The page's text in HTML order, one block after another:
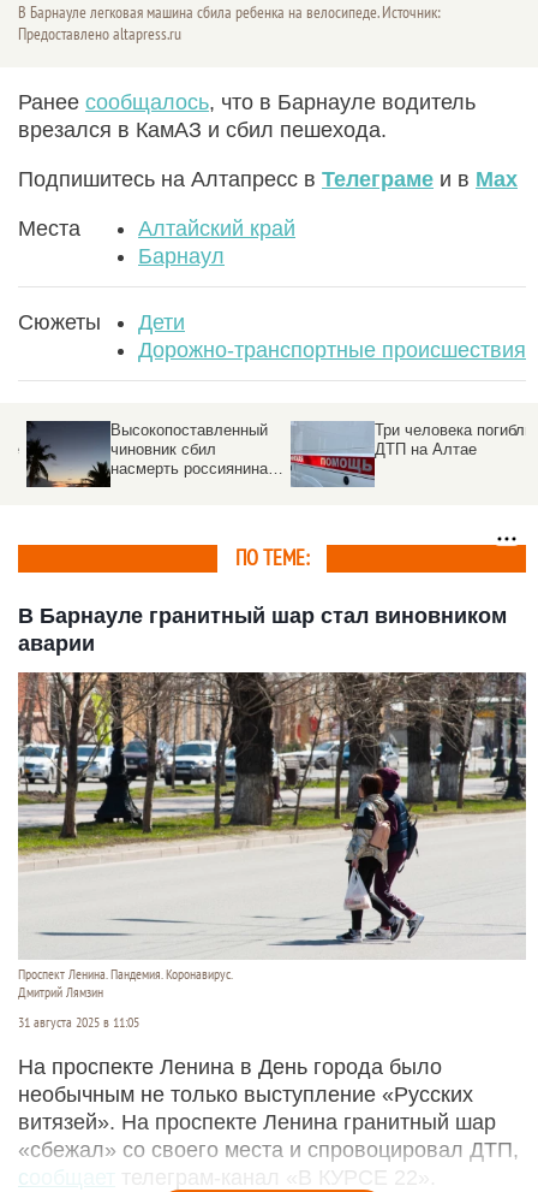
В Барнауле легковая машина сбила ребенка на велосипеде. Источник:
Предоставлено altapress.ru
Ранее сообщалось, что в Барнауле водитель
врезался в КамАЗ и сбил пешехода.
Подпишитесь на Алтапресс в Телеграме и в Max
Места
Алтайский край
Барнаул
Сюжеты
Дети
Дорожно-транспортные происшествия
Высокопоставленный
чиновник сбил
насмерть россиянина в
Таиланде
Три человека погибли в
ДТП на Алтае
ПО ТЕМЕ:
В Барнауле гранитный шар стал виновником
аварии
Проспект Ленина. Пандемия. Коронавирус.
Дмитрий Лямзин
31 августа 2025 в 11:05
На проспекте Ленина в День города было
необычным не только выступление «Русских
витязей». На проспекте Ленина гранитный шар
«сбежал» со своего места и спровоцировал ДТП,
сообщает
телеграм-канал «В КУРСЕ 22».